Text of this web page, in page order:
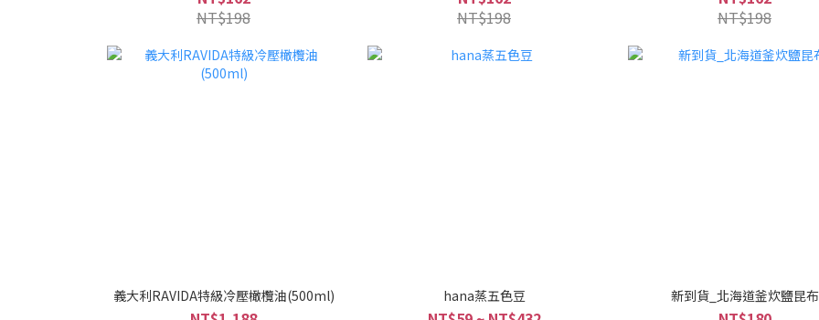
NT$198
NT$198
NT$198
義大利RAVIDA特級冷壓橄欖油(500ml) hana蒸五色豆 新到貨_北海道釜炊鹽昆布